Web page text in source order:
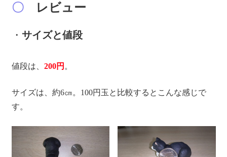
〇レビュー
・ サイズと値段
値段は、 200円 。
サイズは、約6㎝。100円玉と比較するとこんな感じで
す。